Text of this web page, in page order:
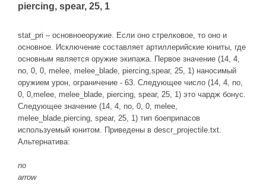
piercing, spear, 25, 1
stat_pri – основноеоружие. Если оно стрелковое, то оно и
основное. Исключение составляет артиллерийские юниты, где
основным является оружие экипажа. Первое значение (14, 4,
no, 0, 0, melee, melee_blade, piercing,spear, 25, 1) наносимый
оружием урон, ограничение - 63. Следующее число (14, 4, no,
0, 0,melee, melee_blade, piercing, spear, 25, 1) это чардж бонус.
Следующее значение (14, 4, no, 0, 0, melee,
melee_blade,piercing, spear, 25, 1) тип боеприпасов
используемый юнитом. Приведены в descr_projectile.txt.
Альтернатива:
no
arrow